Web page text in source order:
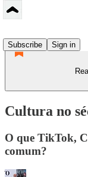
Subscribe
Sign in
Cultura no
O que TikTok,
comum?